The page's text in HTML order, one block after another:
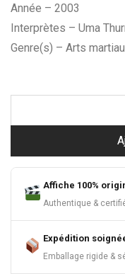
Année – 2003
Interprètes – Uma
Genre(s) – Arts
Affiche 100%
Authentique &
Expédition
Emballage rigide &